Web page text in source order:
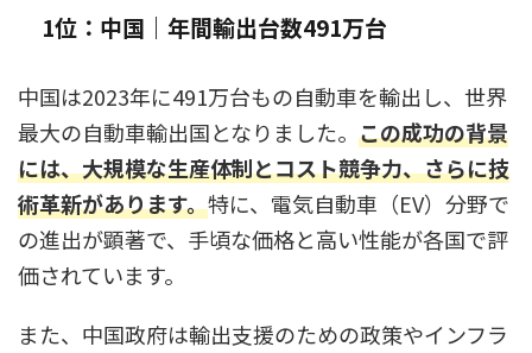
1位：中国｜年間輸出台数491万台
中国は2023年に491万台もの自動車を輸出し、世界
最大の自動車輸出国となりました。 この成功の背景
には、大規模な生産体制とコスト競争力、さらに技
術革新があります。特に、電気自動車（EV）分野で
の進出が顕著で、手頃な価格と高い性能が各国で評
価されています。
また、中国政府は輸出支援のための政策やインフラ